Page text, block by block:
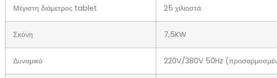
Μέγιστη διάμετρος tablet 25 χιλιοστά
Σκόνη 7,5KW
Δυναμικό 220V/380V 50Hz